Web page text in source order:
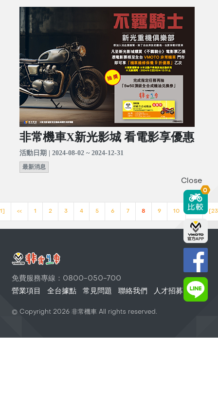
非常機車X新光影城 看電影享優惠
活動日期 | 2024-08-02 ~ 2024-12-31
最新消息
<< 1 2 3 4 5 6 7 8 9 10 >>
免費服務專線：0800-050-700
營業項目
全台據點 常見問題 聯絡我們 人才招募
© Copyright 2026 非常機車 All rights reserved.
Close
0